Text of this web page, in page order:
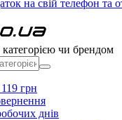
на свій телефон та
чи брендом
грн
днів